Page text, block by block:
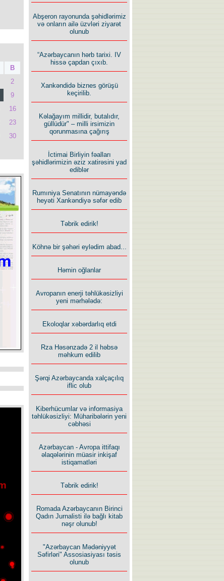
B
2
9
16
23
30
Abşeron rayonunda şəhidlərimiz
və onların ailə üzvləri ziyarət
olunub
“Azərbaycanın hərb tarixi. IV
hissə çapdan çıxıb.
Xankəndidə biznes görüşü
keçirilib.
Kəlağayım millidir, butalıdır,
güllüdür" – milli irsimizin
qorunmasına çağırış
İctimai Birliyin fəalları
şəhidlərimizin əziz xatirəsini yad
ediblər
Rumıniya Senatının nümayəndə
heyəti Xankəndiyə səfər edib
Təbrik edirik!
Köhnə bir şəhəri eylədim abad...
Həmin oğlanlar
Avropanın enerji təhlükəsizliyi
yeni mərhələdə:
Ekoloqlar xəbərdarlıq etdi
Rza Həsənzadə 2 il həbsə
məhkum edilib
Şərqi Azərbaycanda xalçaçılıq
iflic olub
Kiberhücumlar və informasiya
təhlükəsizliyi: Müharibələrin yeni
cəbhəsi
Azərbaycan - Avropa ittifaqı
əlaqələrinin müasir inkişaf
istiqamatləri
Təbrik edirik!
Romada Azərbaycanın Birinci
Qadın Jurnalisti ilə bağlı kitab
nəşr olunub!
"Azərbaycan Mədəniyyət
Səfirləri" Assosiasiyası təsis
olunub